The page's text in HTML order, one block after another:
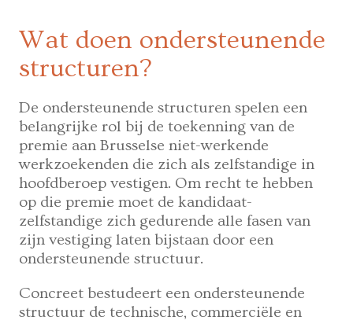
Wat doen ondersteunende
structuren?
De ondersteunende structuren spelen een
belangrijke rol bij de toekenning van de
premie aan Brusselse niet-werkende
werkzoekenden die zich als zelfstandige in
hoofdberoep vestigen. Om recht te hebben
op die premie moet de kandidaat-
zelfstandige zich gedurende alle fasen van
zijn vestiging laten bijstaan door een
ondersteunende structuur.
Concreet bestudeert een ondersteunende
structuur de technische, commerciële en